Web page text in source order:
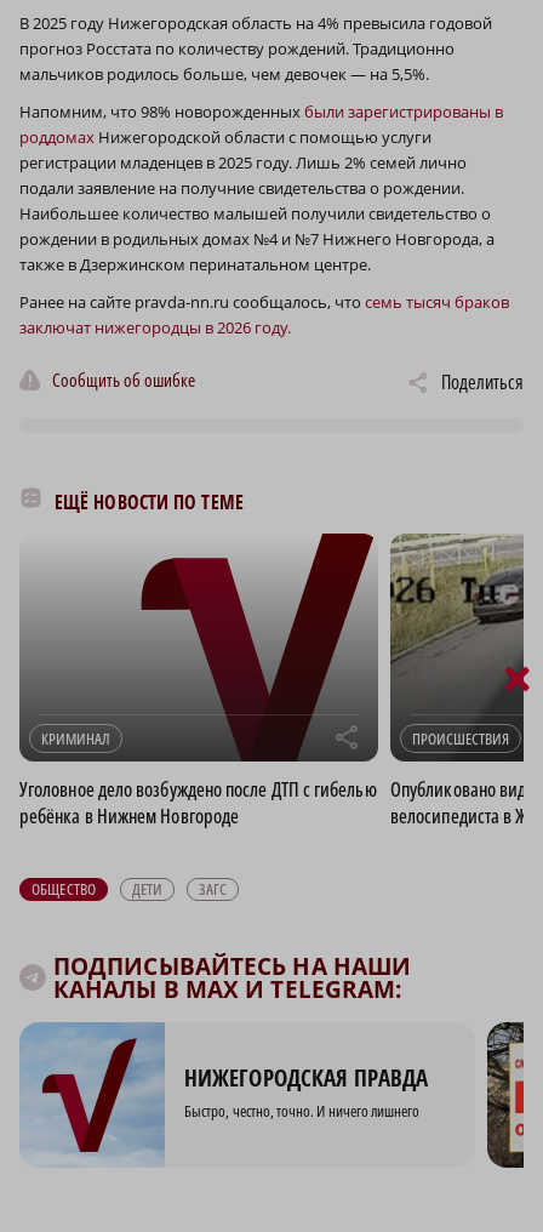
В 2025 году Нижегородская область на 4% превысила годовой
прогноз Росстата по количеству рождений. Традиционно
мальчиков родилось больше, чем девочек — на 5,5%.
Напомним, что 98% новорожденныхбыли зарегистрированы в
роддомах Нижегородской области с помощью услуги
регистрации младенцев в 2025 году. Лишь 2% семей лично
подали заявление на получние свидетельства о рождении.
Наибольшее количество малышей получили свидетельство о
рождении в родильных домах №4 и №7 Нижнего Новгорода, а
также в Дзержинском перинатальном центре.
Ранее на сайте pravda-nn.ru сообщалось, что семь тысяч браков
заключат нижегородцы в 2026 году.
Сообщить об ошибке Поделиться
ЕЩЁ НОВОСТИ ПО ТЕМЕ
КРИМИНАЛ r
Уголовное дело возбуждено после ДТП с гибелью
ребёнка в Нижнем Новгороде
ПРОИСШЕСТВИЯ
Опубликовано
велосипедиста в
ОБЩЕСТВО ДЕТИ ЗАГС
ПОДПИСЫВАЙТЕСЬ НА НАШИ
КАНАЛЫ В MAX И TELEGRAM:
НИЖЕГОРОДСКАЯ ПРАВДА
Быстро, честно, точно. И ничего лишнего
×